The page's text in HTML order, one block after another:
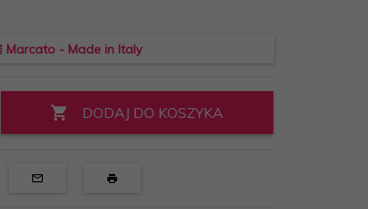
Marcato - Made in Italy
DODAJ DO KOSZYKA